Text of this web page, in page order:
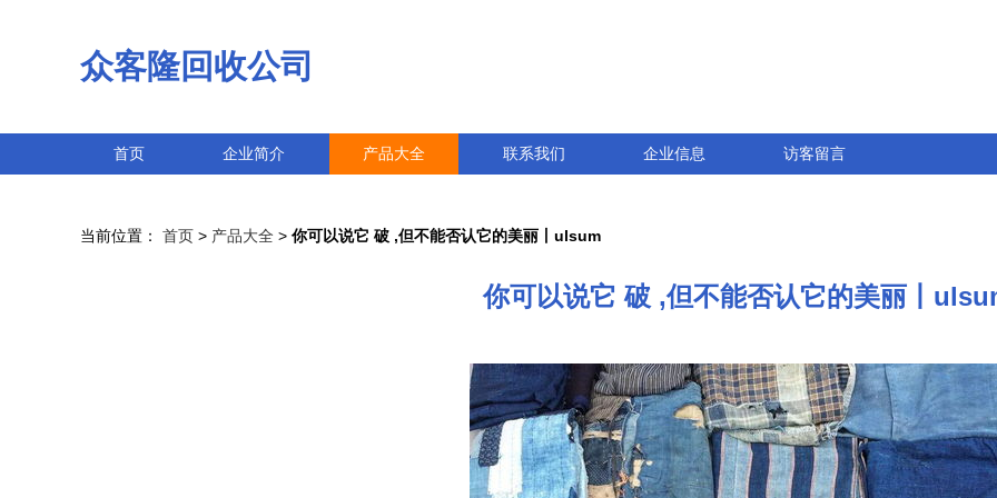
众客隆回收公司
首页 企业简介 产品大全 联系我们 企业信息 访客留言
当前位置： 首页 > 产品大全 > 你可以说它 破 ,但不能否认它的美丽丨ulsum
你可以说它 破 ,但不能否认它的美丽丨